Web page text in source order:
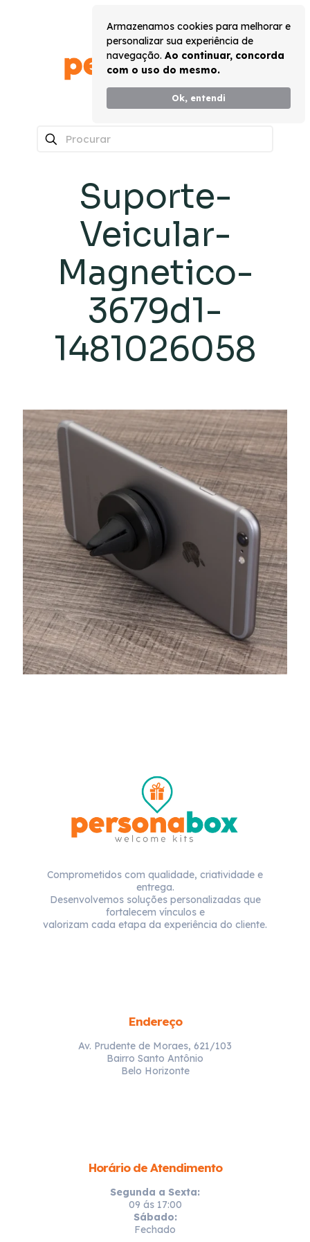
Armazenamos cookies para melhorar e
personalizar sua experiência de
navegação. Ao continuar, concorda
com o uso do mesmo.
Ok, entendi
Suporte-
Veicular-
Magnetico-
3679d1-
1481026058
Comprometidos com qualidade, criatividade e
entrega.
Desenvolvemos soluções personalizadas que
fortalecem vínculos e
valorizam cada etapa da experiência do cliente.
Endereço
Av. Prudente de Moraes, 621/103
Bairro Santo Antônio
Belo Horizonte
Horário de Atendimento
Segunda a Sexta:
09 ás 17:00
Sábado:
Fechado